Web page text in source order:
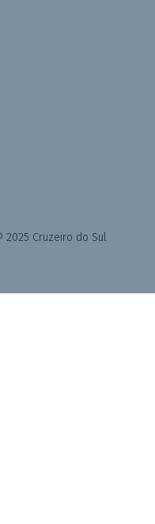
Cruzeiro do Sul